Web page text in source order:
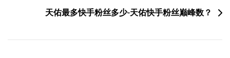
天佑最多快手粉丝多少-天佑快手粉丝巅峰数？